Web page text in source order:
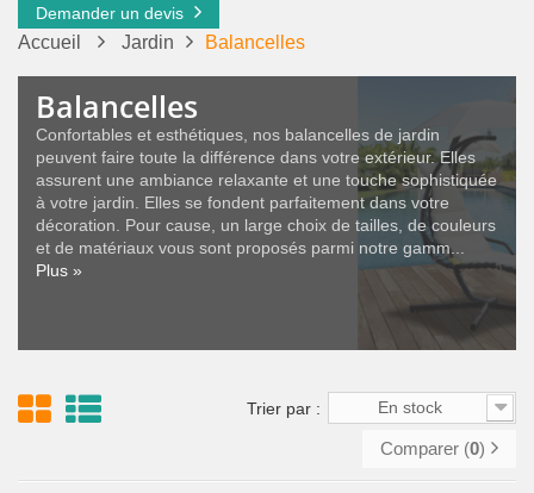
Demander un devis
Accueil Jardin Balancelles
Balancelles
Confortables et esthétiques, nos balancelles de jardin
peuvent faire toute la différence dans votre extérieur. Elles
assurent une ambiance relaxante et une touche sophistiquée
à votre jardin. Elles se fondent parfaitement dans votre
décoration. Pour cause, un large choix de tailles, de couleurs
et de matériaux vous sont proposés parmi notre gamm...
Plus »
Trier par : En stock
Comparer (0)